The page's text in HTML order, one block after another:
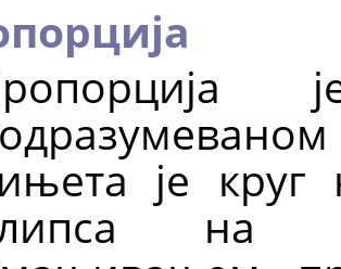
је круг
на